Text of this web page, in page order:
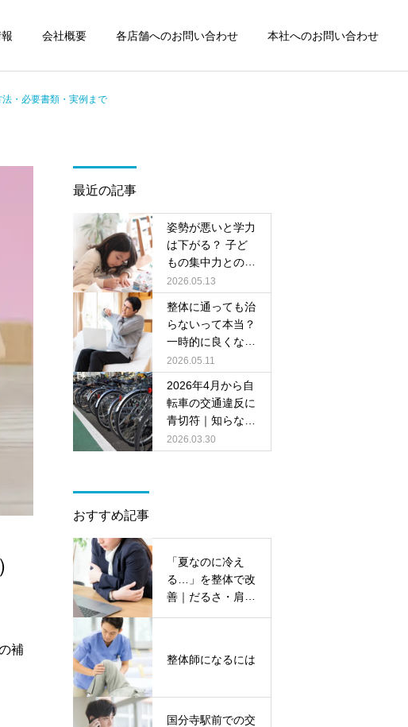
会社概要 各店舗へのお問い合わせ 本社へのお問い合わせ
国分寺駅前整骨院
東小金井駅前整骨院
点
国分寺・小金井で交通事故
後のむち打ちにお悩みの方
へ｜整形外科と整骨院の違
いと正しい通い方
・必要書類・実例まで
補
最近の記事
姿勢が悪いと学力
は下がる？ 子ど
もの集中力との関
係を整体院がやさ
しく解説
2026.05.13
整体に通っても治
らないって本当？
一時的に良くなる
原因と改善に必要
なセルフケア
2026.05.11
2026年4月から自
転車の交通違反に
青切符｜知らない
と危険なルールと
注意点
2026.03.30
おすすめ記事
「夏なのに冷え
る…」を整体で改
善｜だるさ・肩こ
整体師になるには
国分寺駅前での交